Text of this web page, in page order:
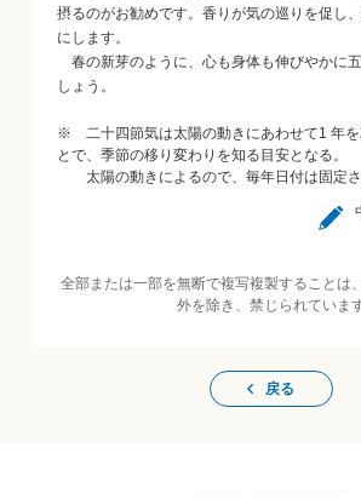
摂るのがお勧めです。香りが気の巡りを促し
にします。
春の新芽のように、心も身体も伸びやかに
しょう。
※ 二十四節気は太陽の動きにあわせて1 年を
とで、季節の移り変わりを知る目安となる。
太陽の動きによるので、毎年日付は固定
全部または一部を無断で複写複製することは
外を除き、禁じられていま
戻る